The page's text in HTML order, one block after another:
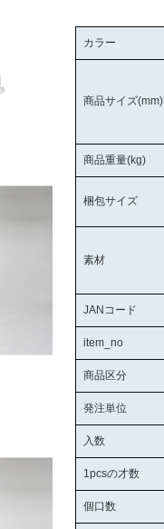
カラー
商品サイズ(mm)
商品重量(kg)
梱包サイズ
素材
JANコード
item_no
商品区分
発注単位
入数
1pcsの才数
個口数